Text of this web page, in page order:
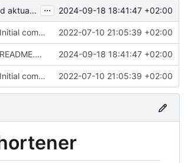
README.md aktualisiert ... 2024-09-18 18:41:47 +02:00
Initial commit 2022-07-10 21:05:39 +02:00
README.md aktualisiert 2024-09-18 18:41:47 +02:00
Initial commit 2022-07-10 21:05:39 +02:00